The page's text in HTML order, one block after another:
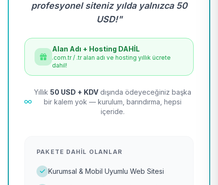
profesyonel siteniz yılda yalnızca 50
USD!"
Alan Adı + Hosting DAHİL
.com.tr / .tr alan adı ve hosting yıllık ücrete
dahil!
Yıllık 50 USD + KDV dışında ödeyeceğiniz başka
bir kalem yok — kurulum, barındırma, hepsi
içeride.
PAKETE DAHIL OLANLAR
Kurumsal & Mobil Uyumlu Web Sitesi